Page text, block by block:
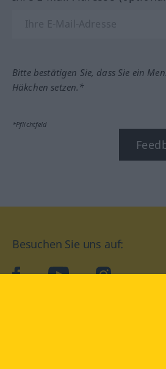
Bitte bestätigen Sie, dass Sie ein
Häkchen setzen.*
*Pflichtfeld
Besuchen Sie uns auf:
facebookYouTube Instagram